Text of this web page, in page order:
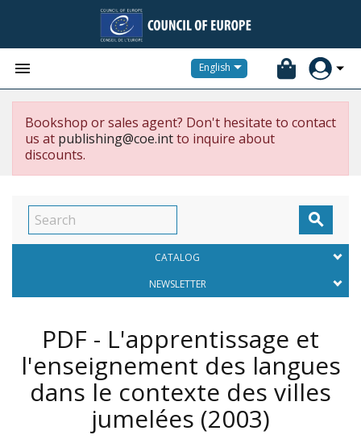
 English
Bookshop or sales agent? Don't hesitate to contact
us at publishing@coe.intto inquire about
discounts.

CATALOG
NEWSLETTER
PDF - L'apprentissage et
l'enseignement des langues
dans le contexte des villes
jumelées (2003)